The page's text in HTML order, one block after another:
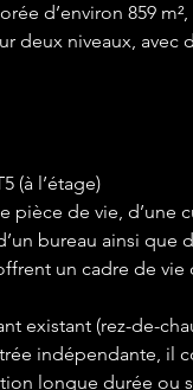
d’environ 859
deux niveaux,
(à l’étage)
pièce de vie, d’une
bureau ainsi que
un cadre de
existant (rez-de-
indépendante, il
longue durée ou